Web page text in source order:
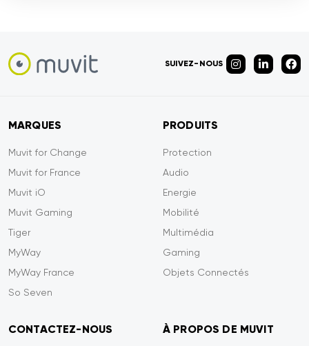
SUIVEZ-NOUS
MARQUES
Muvit for Change
Muvit for France
Muvit iO
Muvit Gaming
Tiger
MyWay
MyWay France
So Seven
PRODUITS
Protection
Audio
Energie
Mobilité
Multimédia
Gaming
Objets Connectés
CONTACTEZ-NOUS À PROPOS DE MUVIT